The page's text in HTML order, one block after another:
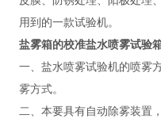
用到的一款试验机。
盐雾箱的校准盐水喷雾试验
一、盐水喷雾试验机的喷雾
雾方式。
二、本要具有自动除雾装置